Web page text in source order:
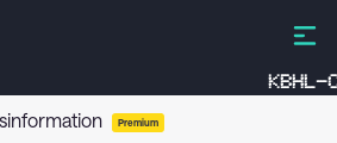
KBHL-C
Premium